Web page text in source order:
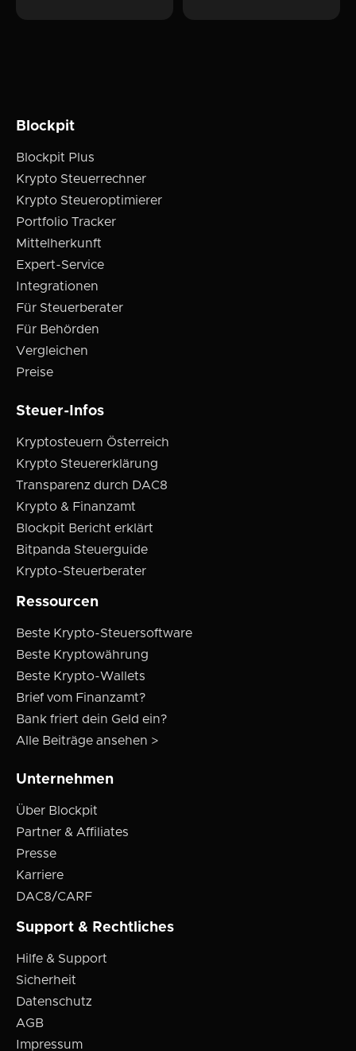
Blockpit
Blockpit Plus
Krypto Steuerrechner
Krypto Steueroptimierer
Portfolio Tracker
Mittelherkunft
Expert-Service
Integrationen
Für Steuerberater
Für Behörden
Vergleichen
Preise
Steuer-Infos
Kryptosteuern Österreich
Krypto Steuererklärung
Transparenz durch DAC8
Krypto & Finanzamt
Blockpit Bericht erklärt
Bitpanda Steuerguide
Krypto-Steuerberater
Ressourcen
Beste Krypto-Steuersoftware
Beste Kryptowährung
Beste Krypto-Wallets
Brief vom Finanzamt?
Bank friert dein Geld ein?
Alle Beiträge ansehen >
Unternehmen
Über Blockpit
Partner & Affiliates
Presse
Karriere
DAC8/CARF
Support & Rechtliches
Hilfe & Support
Sicherheit
Datenschutz
AGB
Impressum